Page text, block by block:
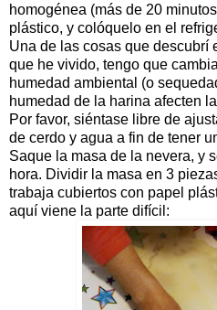
homogénea (más de 20
plástico, y colóquelo en el
Una de las cosas que descubrí
que he vivido, tengo que
humedad ambiental (o
humedad de la harina afecten
Por favor, siéntase libre de
de cerdo y agua a fin de tener
Saque la masa de la nevera, y
hora. Dividir la masa en 3
trabaja cubiertos con papel
aquí viene la parte difícil: